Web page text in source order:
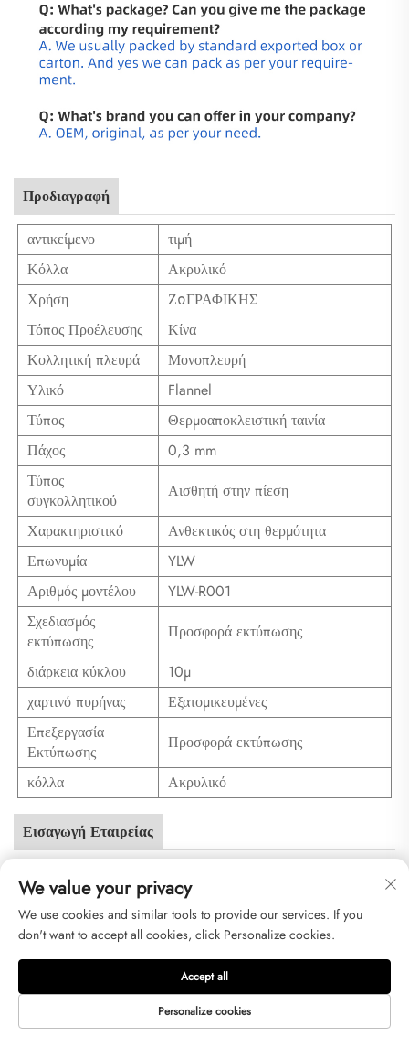
Προδιαγραφή
αντικείμενο
τιμή
Κόλλα
Ακρυλικό
Χρήση
ΖΩΓΡΑΦΙΚΗΣ
Τόπος Προέλευσης
Κίνα
Κολλητική πλευρά
Μονοπλευρή
Υλικό
Flannel
Τύπος
Θερμοαποκλειστική ταινία
Πάχος
0,3 mm
Τύπος
συγκολλητικού
Αισθητή στην πίεση
Χαρακτηριστικό
Ανθεκτικός στη θερμότητα
Επωνυμία
YLW
Αριθμός μοντέλου
YLW-R001
Σχεδιασμός
εκτύπωσης
Προσφορά εκτύπωσης
διάρκεια κύκλου
10μ
χαρτινό πυρήνας
Εξατομικευμένες
Επεξεργασία
Εκτύπωσης
Προσφορά εκτύπωσης
κόλλα
Ακρυλικό
Εισαγωγή Εταιρείας
Συχνές ερωτήσεις
1. Ποιοι είμαστε;
Βρισκόμαστε στο Jiangsu, Κίνα, ξεκινώντας από το 2025, με πωλήσεις στη
Μέση Ανατολή (30,00%), Νοτιοανατολική Ασία (20,00%), Κεντρική
Αμερική (20,00%), Βόρεια Αμερική (15,00%), Νοτιά Ασία (15,00%).
Συνολικά υπάρχουν περίπου - άτομα στο γραφείο μας.
We value your privacy
We use cookies and similar tools to provide our services. If you
don't want to accept all cookies, click Personalize cookies.
Personalize cookies
Accept all